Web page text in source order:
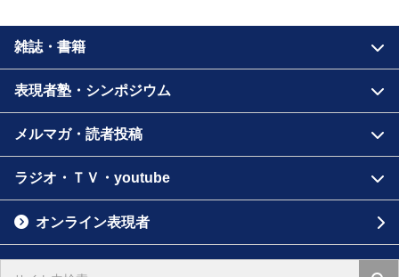
雑誌・書籍
表現者塾・シンポジウム
メルマガ・読者投稿
ラジオ・ＴＶ・youtube
オンライン表現者